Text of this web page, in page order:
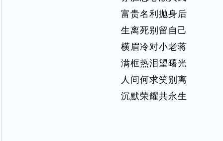
富贵名利抛身后
生离死别留自己
横眉冷对小老蒋
满框热泪望曙光
人间何求笑别离
沉默荣耀共永生